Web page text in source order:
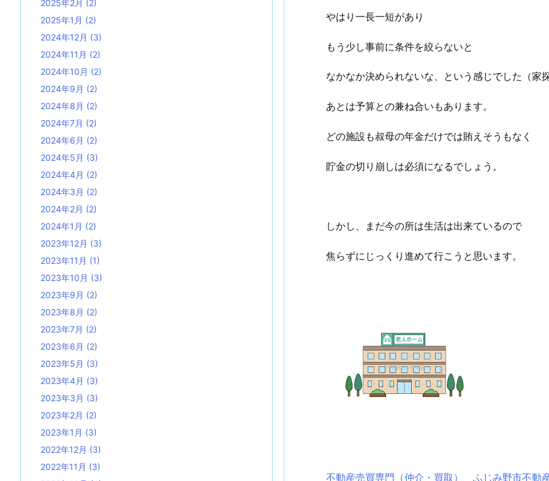
やはり一長一短があり
もう少し事前に条件を絞らないと
なかなか決められないな、という感じでした（家
あとは予算との兼ね合いもあります。
どの施設も叔母の年金だけでは賄えそうもなく
貯金の切り崩しは必須になるでしょう。
しかし、まだ今の所は生活は出来ているので
焦らずにじっくり進めて行こうと思います。
不動産売買専門（仲介・買取） ふじみ野市不動
2025年2月 (2)
2025年1月 (2)
2024年12月 (3)
2024年11月 (2)
2024年10月 (2)
2024年9月 (2)
2024年8月 (2)
2024年7月 (2)
2024年6月 (2)
2024年5月 (3)
2024年4月 (2)
2024年3月 (2)
2024年2月 (2)
2024年1月 (2)
2023年12月 (3)
2023年11月 (1)
2023年10月 (3)
2023年9月 (2)
2023年8月 (2)
2023年7月 (2)
2023年6月 (2)
2023年5月 (3)
2023年4月 (3)
2023年3月 (3)
2023年2月 (2)
2023年1月 (3)
2022年12月 (3)
2022年11月 (3)